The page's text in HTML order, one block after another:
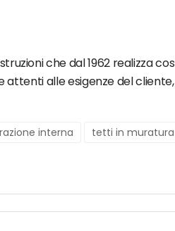
che dal 1962 realizza
alle esigenze del
interna tetti in muratura